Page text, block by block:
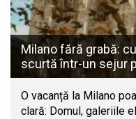
Milano fără grabă:
scurtă într-un sejur
O vacanță la Milano
clară: Domul, galeriile